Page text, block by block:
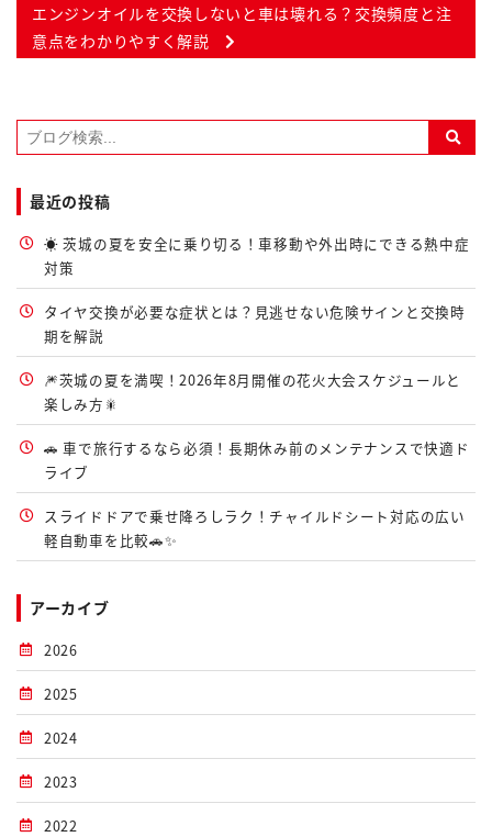
エンジンオイルを交換しないと車は壊れる？交換頻度と注
意点をわかりやすく解説
最近の投稿
☀️ 茨城の夏を安全に乗り切る！車移動や外出時にできる熱中症
対策
タイヤ交換が必要な症状とは？見逃せない危険サインと交換時
期を解説
🎆茨城の夏を満喫！2026年8月開催の花火大会スケジュールと
楽しみ方🎇
🚗 車で旅行するなら必須！長期休み前のメンテナンスで快適ド
ライブ
スライドドアで乗せ降ろしラク！チャイルドシート対応の広い
軽自動車を比較🚗✨
アーカイブ
2026
2025
2024
2023
2022